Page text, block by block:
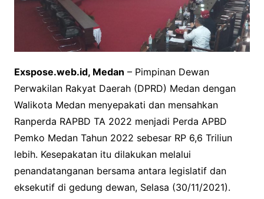
Exspose.web.id, Medan – Pimpinan Dewan
Perwakilan Rakyat Daerah (DPRD) Medan dengan
Walikota Medan menyepakati dan mensahkan
Ranperda RAPBD TA 2022 menjadi Perda APBD
Pemko Medan Tahun 2022 sebesar RP 6,6 Triliun
lebih. Kesepakatan itu dilakukan melalui
penandatanganan bersama antara legislatif dan
eksekutif di gedung dewan, Selasa (30/11/2021).